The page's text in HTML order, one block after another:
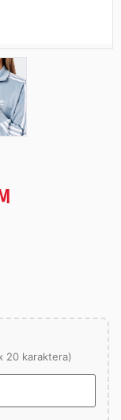
20 karaktera)